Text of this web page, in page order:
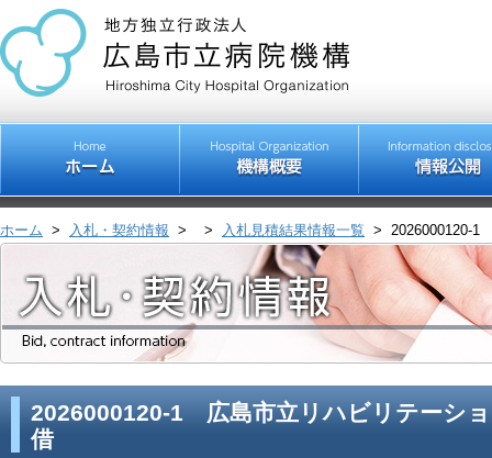
ホーム > 入札・契約情報 > > 入札見積結果情報一覧 > 2026000120-1
2026000120-1 広島市立リハビリテーシ
借